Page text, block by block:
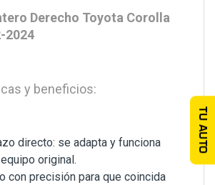
Derecho Toyota Corolla
2024
y beneficios:
directo: se adapta y funciona
original.
con precisión para que coincida
TU AUTO